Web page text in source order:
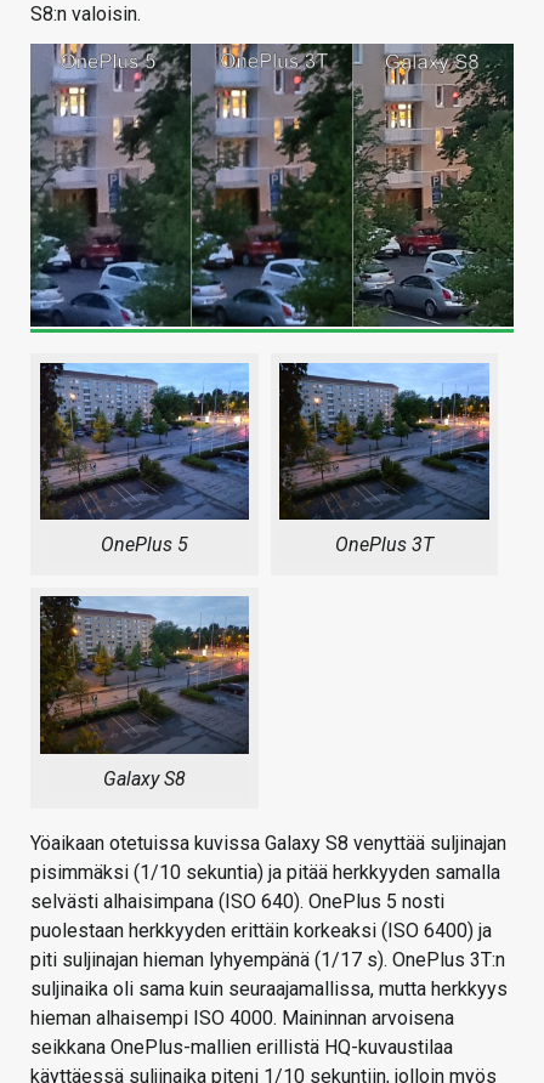
S8:n valoisin.
OnePlus 5 OnePlus 3T
Galaxy S8
Yöaikaan otetuissa kuvissa Galaxy S8 venyttää suljinajan
pisimmäksi (1/10 sekuntia) ja pitää herkkyyden samalla
selvästi alhaisimpana (ISO 640). OnePlus 5 nosti
puolestaan herkkyyden erittäin korkeaksi (ISO 6400) ja
piti suljinajan hieman lyhyempänä (1/17 s). OnePlus 3T:n
suljinaika oli sama kuin seuraajamallissa, mutta herkkyys
hieman alhaisempi ISO 4000. Maininnan arvoisena
seikkana OnePlus-mallien erillistä HQ-kuvaustilaa
käyttäessä suljinaika piteni 1/10 sekuntiin, jolloin myös